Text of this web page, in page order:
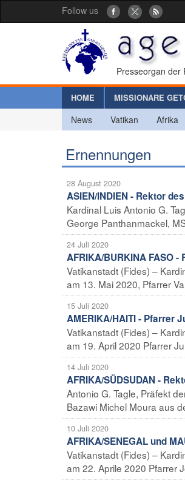
Follow us
Presseorgan der
HOME MISSIONARE
News Vatikan Afrika
Ernennungen
28 August 2020
ASIEN/INDIEN - Rektor
Kardinal Luis Antonio G.
George Panthanmackel,
24 Juli 2020
AFRIKA/BURKINA FASO
Vatikanstadt (Fides) –
am 13. Mai 2020, Pfarrer
15 Juli 2020
AMERIKA/HAITI - Pfarrer
Vatikanstadt (Fides) –
am 19. April 2020 Pfarrer
14 Juli 2020
AFRIKA/SÜDSUDAN -
Antonio G. Tagle, Präfekt
Bazawi Michel Moura aus
10 Juli 2020
AFRIKA/SENEGAL und
Vatikanstadt (Fides) –
am 22. Aprile 2020 Pfarrer